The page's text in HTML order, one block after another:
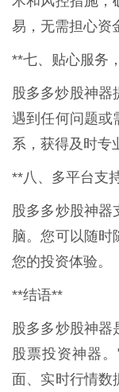
易，无需担心资
**七、贴心服务
股多多炒股神器
遇到任何问题或
系，获得及时专
**八、多平台支
股多多炒股神器
脑。您可以随时
您的投资体验。
**结语**
股多多炒股神器
股票投资神器
面、实时行情数